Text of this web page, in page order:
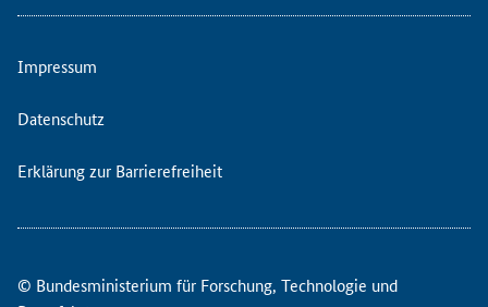
Impressum
Datenschutz
Erklärung zur Barrierefreiheit
© Bundesministerium für Forschung, Technologie und